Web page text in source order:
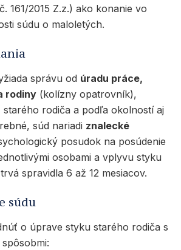
161/2015 Z.z.) ako konanie vo
súdu o maloletých.
správu od úradu práce,
rodiny (kolízny opatrovník),
rodiča a podľa okolností aj
súd nariadi znalecké
posudok na posúdenie
osobami a vplyvu styku
spravidla 6 až 12 mesiacov.
súdu
o úprave styku starého rodiča s